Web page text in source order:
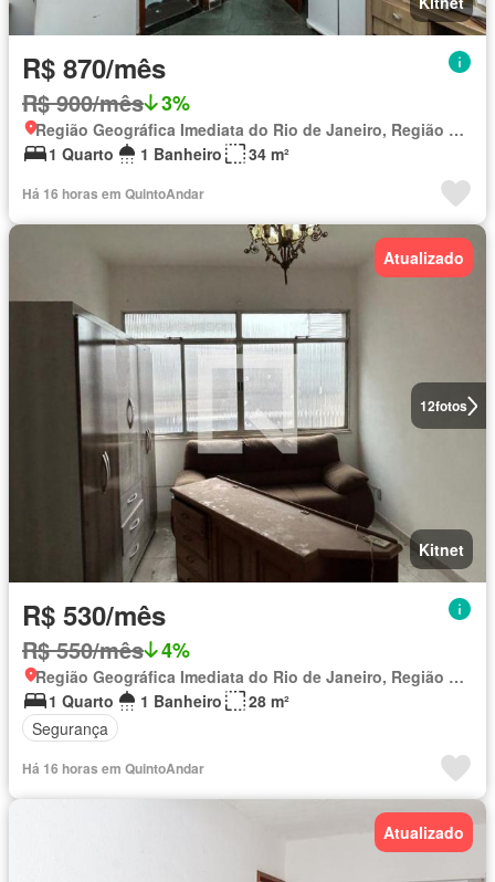
R$ 870/mês
R$ 900/mês 3%
Região Geográfica Imediata do Rio de Janeiro, Região Metropolitana do Rio de Janeiro
1 Quarto
1 Banheiro 34 m²
Há 16 horas em QuintoAndar
12fotos
Atualizado
Kitnet
R$ 530/mês
R$ 550/mês 4%
Região Geográfica Imediata do Rio de Janeiro, Região Metropolitana do Rio de Janeiro
1 Quarto
1 Banheiro
28 m²
Segurança
Há 16 horas em QuintoAndar
Atualizado